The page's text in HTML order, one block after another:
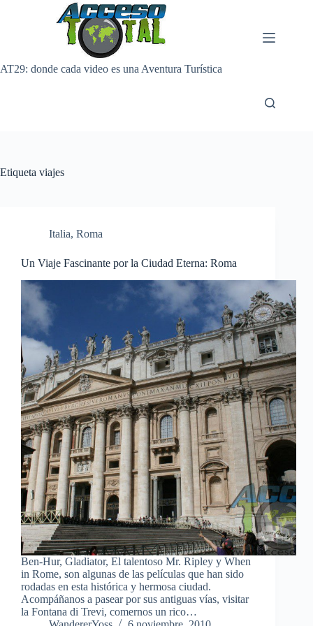
AT29: donde cada video es una Aventura Turística
Etiqueta viajes
Italia, Roma
Un Viaje Fascinante por la Ciudad Eterna: Roma
Ben-Hur, Gladiator, El talentoso Mr. Ripley y When
in Rome, son algunas de las películas que han sido
rodadas en esta histórica y hermosa ciudad.
Acompáñanos a pasear por sus antiguas vías, visitar
la Fontana di Trevi, comernos un rico…